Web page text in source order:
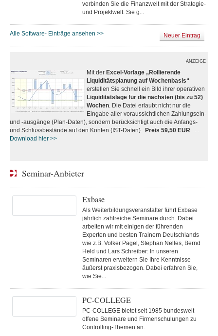
verbinden Sie die Finanzwelt mit der Strategie-
und Projektwelt. Sie g...
Alle Software- Einträge ansehen >> Neuer Eintrag
ANZEIGE
Mit der Excel-Vorlage „Rollierende
Liquiditätsplanung auf Wochenbasis“
erstellen Sie schnell ein Bild ihrer operativen
Liquiditätslage für die nächsten (bis zu 52)
Wochen. Die Datei erlaubt nicht nur die
Eingabe aller voraussichtlichen Zahlungsein-
und -ausgänge (Plan-Daten), sondern berücksichtigt auch die Anfangs-
und Schlussbestände auf den Konten (IST-Daten). Preis 59,50 EUR ....
Download hier >>
Seminar-Anbieter
Exbase
Als Weiterbildungsveranstalter führt Exbase
jährlich zahlreiche Seminare durch. Dabei
arbeiten wir mit einigen der führenden
Experten und besten Trainern Deutschlands
wie z.B. Volker Pagel, Stephan Nelles, Bernd
Held und Lars Schreiber: In unseren
Seminaren erweitern Sie Ihre Kenntnisse
äußerst praxisbezogen. Dabei erfahren Sie,
wie Sie...
PC-COLLEGE
PC-COLLEGE bietet seit 1985 bundesweit
offene Seminare und Firmenschulungen zu
Controlling-Themen an.